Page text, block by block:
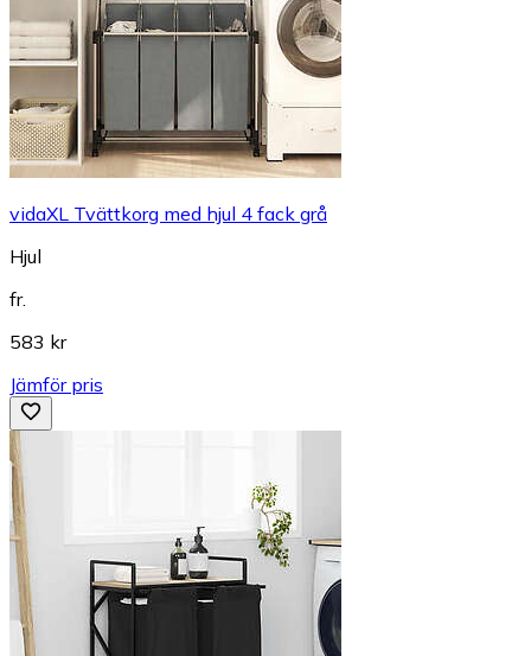
vidaXL Tvättkorg med hjul 4 fack grå
Hjul
fr.
583 kr
Jämför pris